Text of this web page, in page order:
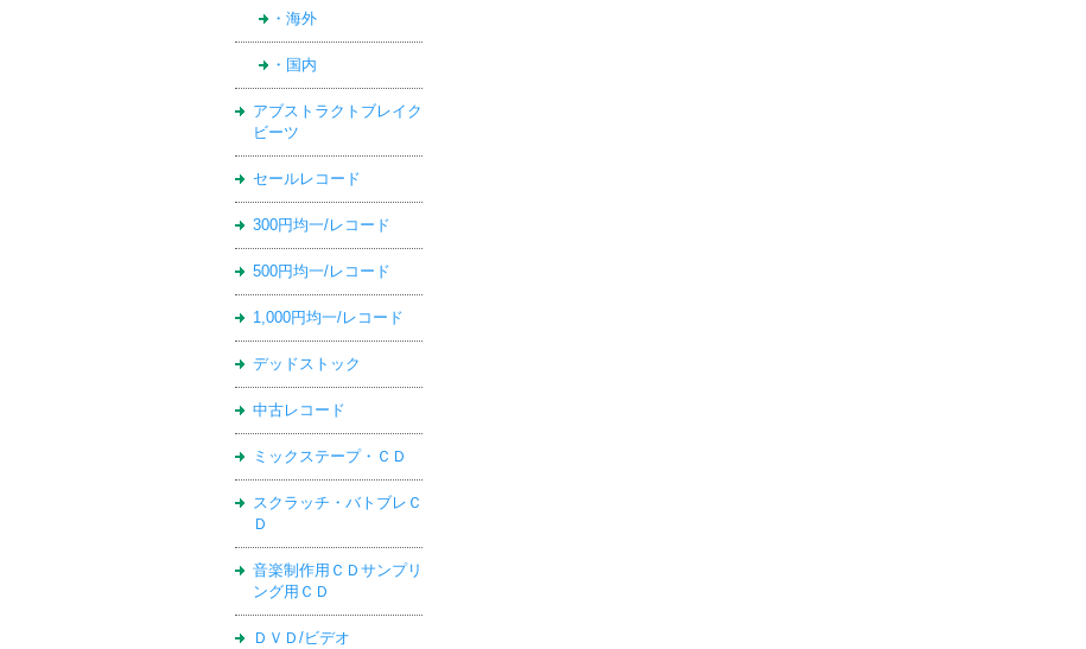
・海外
・国内
アブストラクトブレイク
ビーツ
セールレコード
300円均一/レコード
500円均一/レコード
1,000円均一/レコード
デッドストック
中古レコード
ミックステープ・ＣＤ
スクラッチ・バトブレＣ
Ｄ
音楽制作用ＣＤサンプリ
ング用ＣＤ
ＤＶＤ/ビデオ